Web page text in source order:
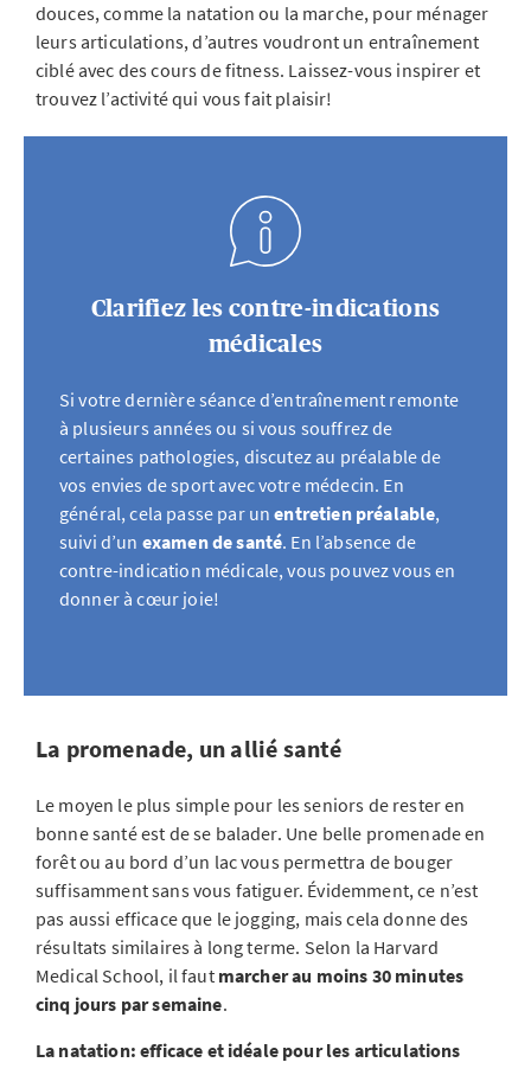
douces, comme la natation ou la marche, pour ménager
leurs articulations, d’autres voudront un entraînement
ciblé avec des cours de fitness. Laissez-vous inspirer et
trouvez l’activité qui vous fait plaisir!
Clarifiez les contre-indications
médicales
Si votre dernière séance d’entraînement remonte
à plusieurs années ou si vous souffrez de
certaines pathologies, discutez au préalable de
vos envies de sport avec votre médecin. En
général, cela passe par unentretien préalable,
suivi d’un examen de santé. En l’absence de
contre-indication médicale, vous pouvez vous en
donner à cœur joie!
La promenade, un allié santé
Le moyen le plus simple pour les seniors de rester en
bonne santé est de se balader. Une belle promenade en
forêt ou au bord d’un lac vous permettra de bouger
suffisamment sans vous fatiguer. Évidemment, ce n’est
pas aussi efficace que le jogging, mais cela donne des
résultats similaires à long terme. Selon la Harvard
Medical School, il faut marcher au moins 30 minutes
cinq jours par semaine.
La natation: efficace et idéale pour les articulations